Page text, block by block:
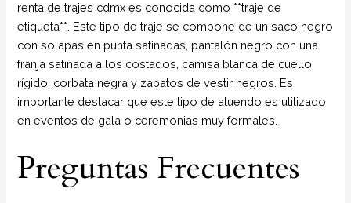
renta de trajes cdmx es conocida como **traje de
etiqueta**. Este tipo de traje se compone de un saco negro
con solapas en punta satinadas, pantalón negro con una
franja satinada a los costados, camisa blanca de cuello
rígido, corbata negra y zapatos de vestir negros. Es
importante destacar que este tipo de atuendo es utilizado
en eventos de gala o ceremonias muy formales.
Preguntas Frecuentes